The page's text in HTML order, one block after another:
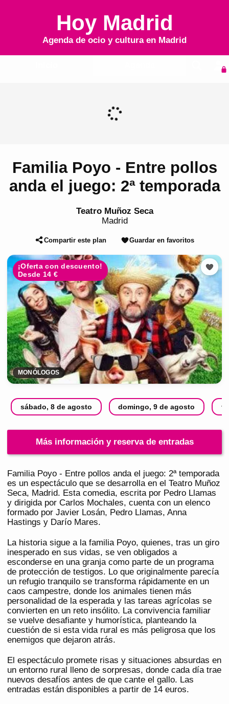
Hoy Madrid
Agenda de ocio y cultura en Madrid
Familia Poyo - Entre pollos
anda el juego: 2ª temporada
Teatro Muñoz Seca
Madrid
Compartir este plan Guardar en favoritos
¡Oferta con descuento!
Desde 14 €
MONÓLOGOS
sábado, 8 de agosto domingo, 9 de agosto
Más información y reserva de entradas
Familia Poyo - Entre pollos anda el juego: 2ª temporada
es un espectáculo que se desarrolla en el Teatro Muñoz
Seca, Madrid. Esta comedia, escrita por Pedro Llamas
y dirigida por Carlos Mochales, cuenta con un elenco
formado por Javier Losán, Pedro Llamas, Anna
Hastings y Darío Mares.
La historia sigue a la familia Poyo, quienes, tras un giro
inesperado en sus vidas, se ven obligados a
esconderse en una granja como parte de un programa
de protección de testigos. Lo que originalmente parecía
un refugio tranquilo se transforma rápidamente en un
caos campestre, donde los animales tienen más
personalidad de la esperada y las tareas agrícolas se
convierten en un reto insólito. La convivencia familiar
se vuelve desafiante y humorística, planteando la
cuestión de si esta vida rural es más peligrosa que los
enemigos que dejaron atrás.
El espectáculo promete risas y situaciones absurdas en
un entorno rural lleno de sorpresas, donde cada día trae
nuevos desafíos antes de que cante el gallo. Las
entradas están disponibles a partir de 14 euros.